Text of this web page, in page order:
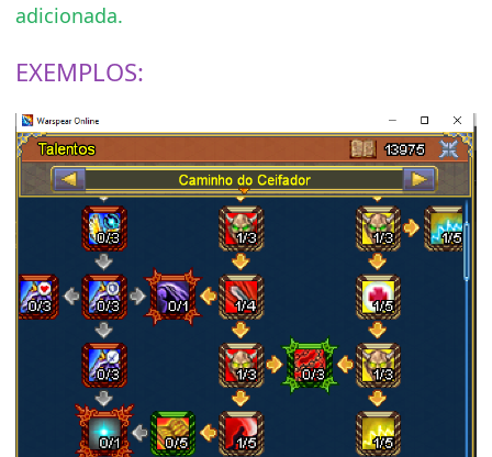
adicionada.
EXEMPLOS: